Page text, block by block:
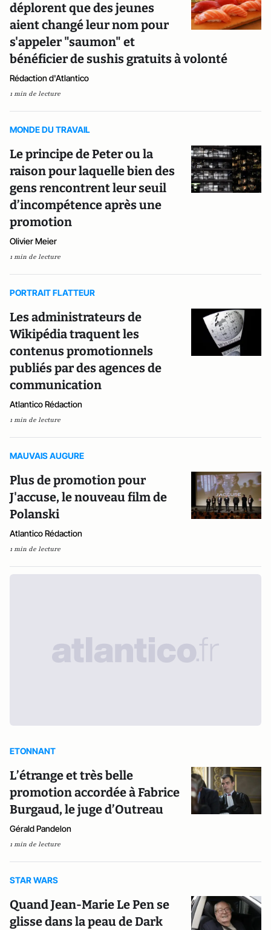
déplorent que des jeunes
aient changé leur nom pour
s'appeler "saumon" et
bénéficier de sushis gratuits à volonté
Rédaction d'Atlantico
1 min de lecture
MONDE DU TRAVAIL
Le principe de Peter ou la
raison pour laquelle bien des
gens rencontrent leur seuil
d’incompétence après une
promotion
Olivier Meier
1 min de lecture
PORTRAIT FLATTEUR
Les administrateurs de
Wikipédia traquent les
contenus promotionnels
publiés par des agences de
communication
Atlantico Rédaction
1 min de lecture
MAUVAIS AUGURE
Plus de promotion pour
J'accuse, le nouveau film de
Polanski
Atlantico Rédaction
1 min de lecture
ETONNANT
L’étrange et très belle
promotion accordée à Fabrice
Burgaud, le juge d’Outreau
Gérald Pandelon
1 min de lecture
STAR WARS
Quand Jean-Marie Le Pen se
glisse dans la peau de Dark